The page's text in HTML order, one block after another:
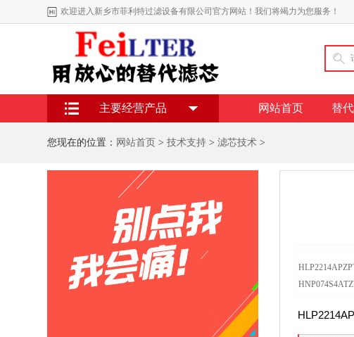
欢迎进入新乡市菲利特过滤设备有限公司官方网站！我们将竭力为您服务！
网站首页 替
主要经营产品
您现在的位置： 网站首页 > 技术支持 > 滤芯技术 >